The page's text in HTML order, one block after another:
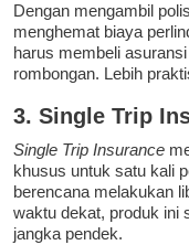
Dengan mengambil
menghemat biaya
harus membeli
rombongan. Lebih
3. Single Trip
Single Trip Insurance
khusus untuk satu kali
berencana melakukan
waktu dekat, produk ini
jangka pendek.